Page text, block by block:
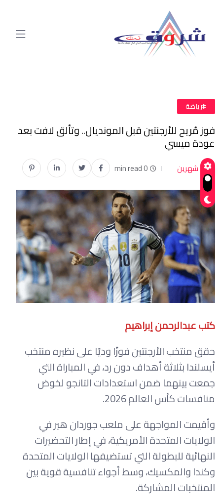
#رياضة
فوز مُريح للأرجنتين قبل المونديال.. وتألق لافت بعد
عودة ميسي
شهرين 0 min read
كتب عبدالرحمن إبراهيم
حقق منتخب الأرجنتين فوزًا وديًا على نظيره منتخب
أيسلندا بثلاثة أهداف دون رد، في المباراة التي
جمعت بينهما ضمن استعدادات التانجو لخوض
منافسات كأس العالم 2026.
وأقيمت المواجهة على ملعب جوردان هير في
الولايات المتحدة الأمريكية، في إطار التحضيرات
النهائية للبطولة التي تستضيفها الولايات المتحدة
وكندا والمكسيك، وسط أجواء تنافسية قوية بين
المنتخبات المشاركة.